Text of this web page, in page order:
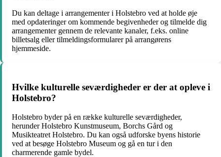
Du kan deltage i arrangementer i Holstebro ved at holde øje
med opdateringer om kommende begivenheder og tilmelde dig
arrangementer gennem de relevante kanaler, f.eks. online
billetsalg eller tilmeldingsformularer på arrangørens
hjemmeside.
Hvilke kulturelle seværdigheder er der at opleve i
Holstebro?
Holstebro byder på en række kulturelle seværdigheder,
herunder Holstebro Kunstmuseum, Borchs Gård og
Musikteatret Holstebro. Du kan også udforske byens historie
ved at besøge Holstebro Museum og gå en tur i den
charmerende gamle bydel.